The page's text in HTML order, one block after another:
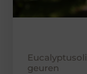
geuren